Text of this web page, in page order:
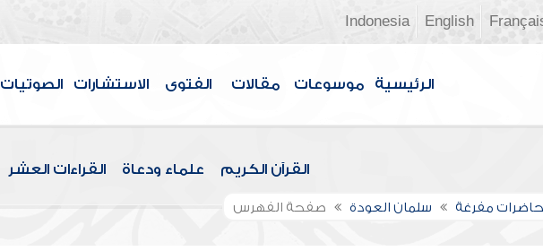
English
Indonesia
الرئيسية موسوعات مقالات الفتوى الاستشارات الصوتيات
القرآن الكريم علماء ودعاة القراءات العشر
مفرغة سلمان العودة صفحة الفهرس